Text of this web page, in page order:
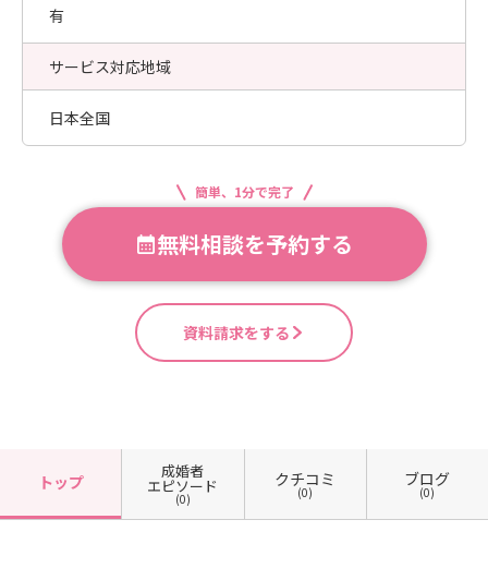
有
サービス対応地域
日本全国
簡単、1分で完了
無料相談を予約する
資料請求をする
トップ
成婚者
エピソード
(0)
クチコミ
(0)
ブログ
(0)